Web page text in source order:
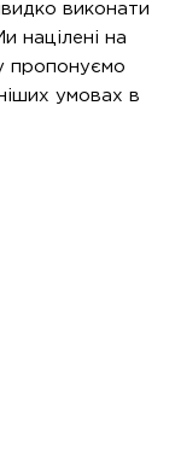
виконати
націлені на
пропонуємо
умовах в